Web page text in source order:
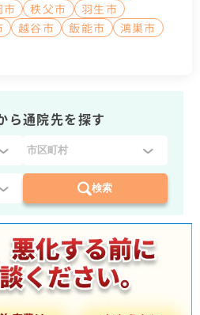
市 秩父市
羽生市
越谷市 飯能市
鴻巣市
ら通院先を探す
都
県
を
選
択
：
検索